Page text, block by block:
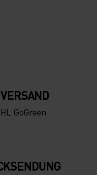
-5°
-15°
GoGreen